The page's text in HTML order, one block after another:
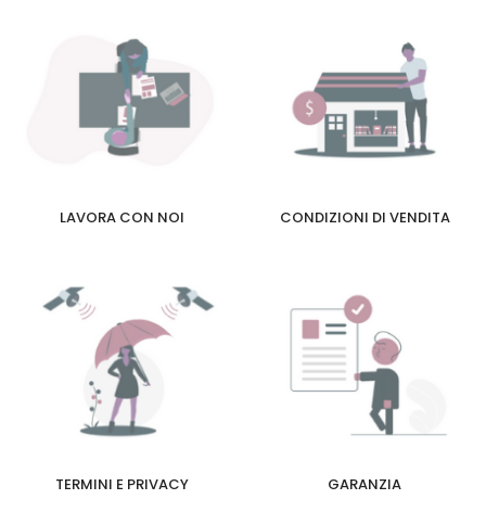
LAVORA CON NOI CONDIZIONI DI VENDITA
TERMINI E PRIVACY GARANZIA